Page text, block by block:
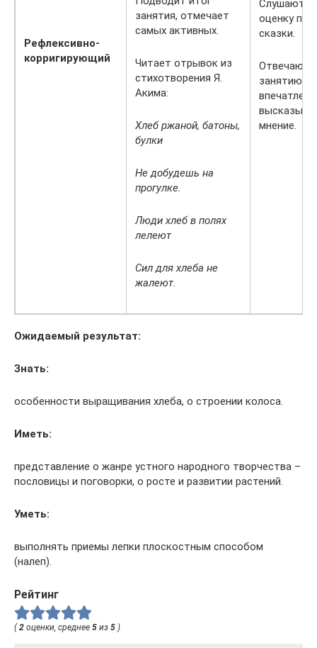
Рефлексивно-
корригирующий
занятия, отмечает
самых активных.
Читает отрывок из
стихотворения Я.
Акима:
Хлеб ржаной, батоны,
булки
Не добудешь на
прогулке.
Люди хлеб в полях
лелеют
Сил для хлеба не
жалеют.
Слушают
оценку
сказки.
Отвечают
занятию,
мнение.
Ожидаемый результат:
Знать:
особенности выращивания хлеба, о строении колоса.
Иметь:
представление о жанре устного народного творчества –
пословицы и поговорки, о росте и развитии растений.
Уметь:
выполнять приемы лепки плоскостным способом
(налеп).
Рейтинг
( 2 оценки, среднее 5 из 5 )